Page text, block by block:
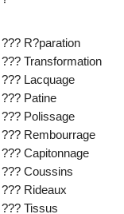
??? R?paration
??? Transformation
??? Lacquage
??? Patine
??? Polissage
??? Rembourrage
??? Capitonnage
??? Coussins
??? Rideaux
??? Tissus